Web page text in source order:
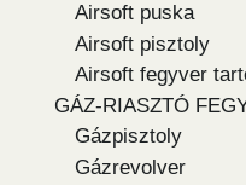
Airsoft puska
Airsoft pisztoly
Airsoft fegyver
GÁZ-RIASZTÓ
Gázpisztoly
Gázrevolver